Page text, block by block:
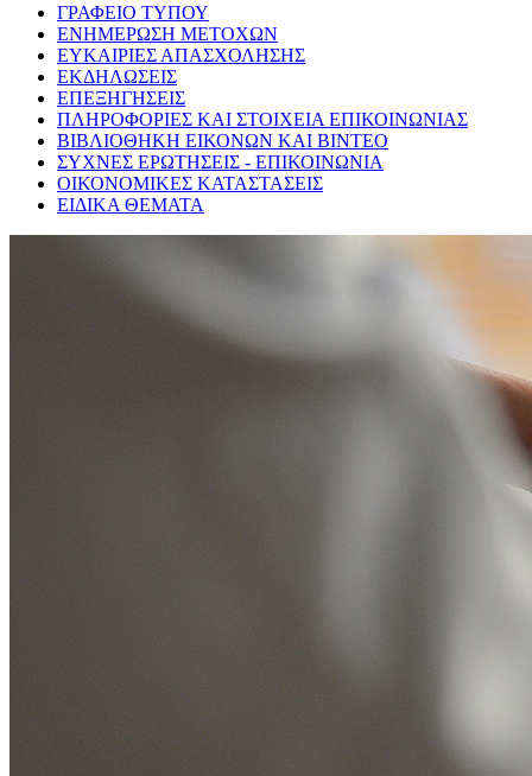
ΓΡΑΦΕΙΟ ΤΥΠΟΥ
ΕΝΗΜΕΡΩΣΗ ΜΕΤΟΧΩΝ
ΕΥΚΑΙΡΙΕΣ ΑΠΑΣΧΟΛΗΣΗΣ
ΕΚΔΗΛΩΣΕΙΣ
ΕΠΕΞΗΓΗΣΕΙΣ
ΠΛΗΡΟΦΟΡΙΕΣ ΚΑΙ ΣΤΟΙΧΕΙΑ ΕΠΙΚΟΙΝΩΝΙΑΣ
ΒΙΒΛΙΟΘΗΚΗ ΕΙΚΟΝΩΝ ΚΑΙ ΒΙΝΤΕΟ
ΣΥΧΝΕΣ ΕΡΩΤΗΣΕΙΣ - ΕΠΙΚΟΙΝΩΝΙΑ
ΟΙΚΟΝΟΜΙΚΕΣ ΚΑΤΑΣΤΑΣΕΙΣ
ΕΙΔΙΚΑ ΘΕΜΑΤΑ